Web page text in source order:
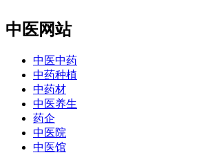
中医网站
中医中药
中药种植
中药材
中医养生
药企
中医院
中医馆